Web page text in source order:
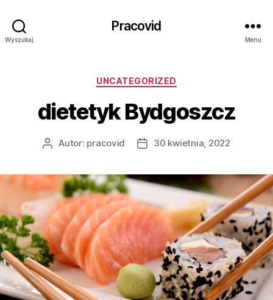
Wyszukaj
Pracovid
Menu
Kategorie
UNCATEGORIZED
dietetyk Bydgoszcz
AutorAutor: pracovid
Data30 kwietnia, 2022